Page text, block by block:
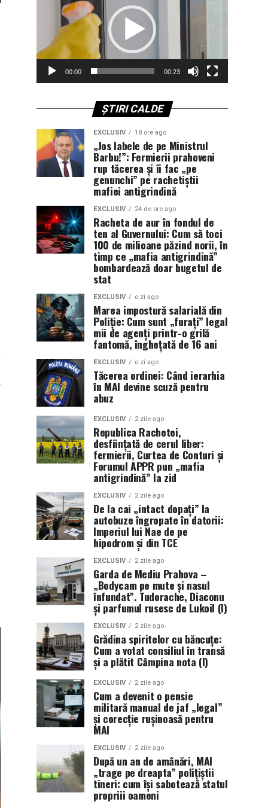
00:00 00:23
ȘTIRI CALDE
EXCLUSIV 18 ore ago
„Jos labele de pe Ministrul
Barbu!”: Fermierii prahoveni
rup tăcerea și îi fac „pe
genunchi” pe rachetiștii
mafiei antigrindină
EXCLUSIV 24 de ore ago
Racheta de aur în fondul de
ten al Guvernului: Cum să toci
100 de milioane păzind norii, în
timp ce „mafia antigrindină”
bombardează doar bugetul de
stat
EXCLUSIV o zi ago
Marea impostură salarială din
Poliție: Cum sunt „furați” legal
mii de agenți printr-o grilă
fantomă, înghețată de 16 ani
EXCLUSIV o zi ago
Tăcerea ordinei: Când ierarhia
în MAI devine scuză pentru
abuz
EXCLUSIV 2 zile ago
Republica Rachetei,
desființată de cerul liber:
fermierii, Curtea de Conturi și
Forumul APPR pun „mafia
antigrindină” la zid
EXCLUSIV 2 zile ago
De la cai „intact dopați” la
autobuze îngropate în datorii:
Imperiul lui Nae de pe
hipodrom și din TCE
EXCLUSIV 2 zile ago
Garda de Mediu Prahova –
„Bodycam pe mute și nasul
înfundat”. Tudorache, Diaconu
și parfumul rusesc de Lukoil (I)
EXCLUSIV 2 zile ago
Grădina spiritelor cu băncuțe:
Cum a votat consiliul în transă
și a plătit Câmpina nota (I)
EXCLUSIV 2 zile ago
Cum a devenit o pensie
militară manual de jaf „legal”
și corecție rușinoasă pentru
MAI
EXCLUSIV 2 zile ago
După un an de amânări, MAI
„trage pe dreapta” polițiștii
tineri: cum își sabotează statul
propriii oameni